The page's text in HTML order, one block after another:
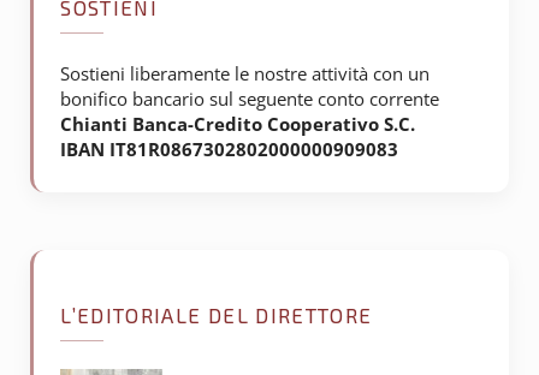
SOSTIENI
Sostieni liberamente le nostre attività con un
bonifico bancario sul seguente conto corrente
Chianti Banca-Credito Cooperativo S.C.
IBAN IT81R0867302802000000909083
L’EDITORIALE DEL DIRETTORE